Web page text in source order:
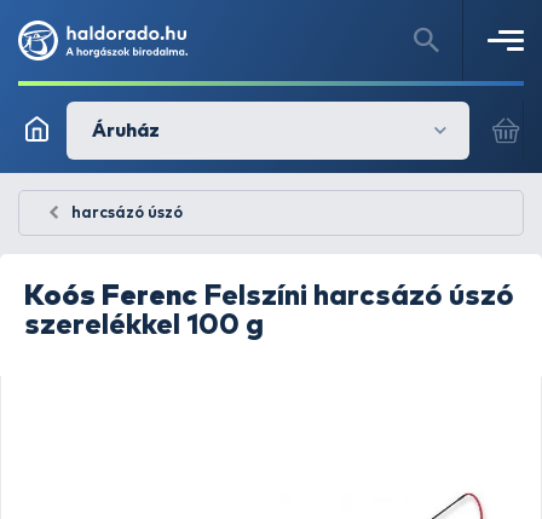
Áruház
harcsázó úszó
Koós Ferenc Felszíni harcsázó úszó
szerelékkel 100 g